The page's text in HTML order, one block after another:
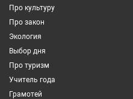
Про культуру
Про закон
Экология
Выбор дня
Про туризм
Учитель года
Грамотей